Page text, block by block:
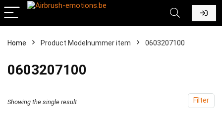
Home Product Modelnummer item ‎0603207100
‎0603207100
Filter
Showing the single result